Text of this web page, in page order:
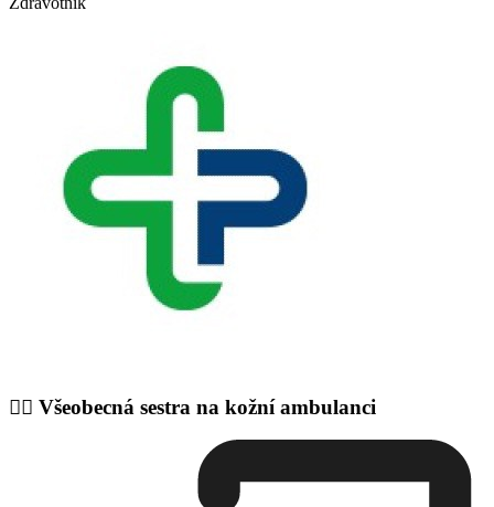
👩‍⚕️ Všeobecná sestra na kožní ambulanci